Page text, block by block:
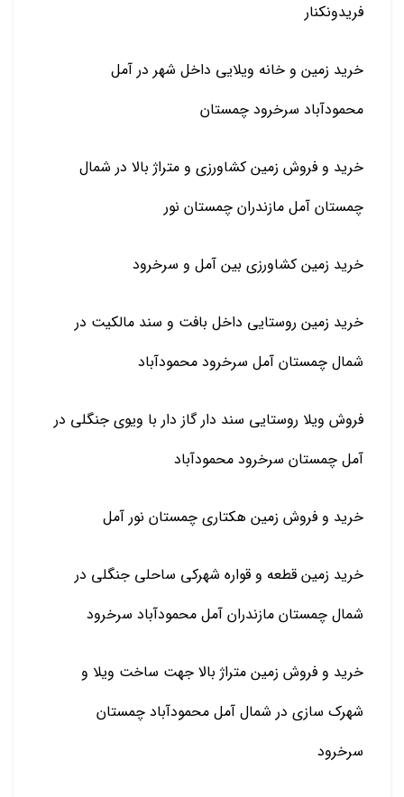
فریدونکنار
خرید زمین و خانه ویلایی داخل شهر در آمل
محمودآباد سرخرود چمستان
خرید و فروش زمین کشاورزی و متراژ بالا در شمال
چمستان آمل مازندران چمستان نور
خرید زمین کشاورزی بین آمل و سرخرود
خرید زمین روستایی داخل بافت و سند مالکیت در
شمال چمستان آمل سرخرود محمودآباد
فروش ویلا روستایی سند دار گاز دار با ویوی جنگلی در
آمل چمستان سرخرود محمودآباد
خرید و فروش زمین هکتاری چمستان نور آمل
خرید زمین قطعه و قواره شهرکی ساحلی جنگلی در
شمال چمستان مازندران آمل محمودآباد سرخرود
خرید و فروش زمین متراژ بالا جهت ساخت ویلا و
شهرک سازی در شمال آمل محمودآباد چمستان
سرخرود